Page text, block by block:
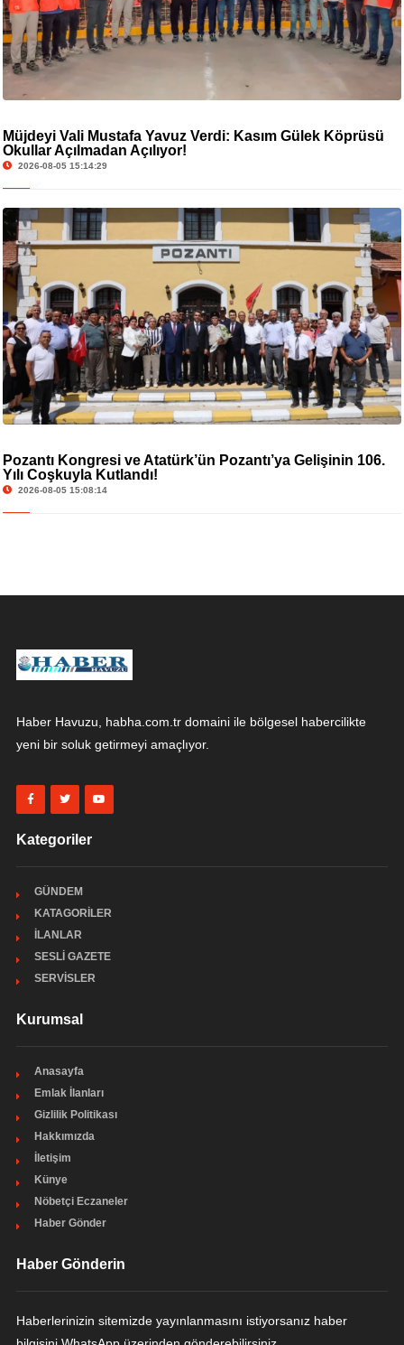
Müjdeyi Vali Mustafa Yavuz Verdi: Kasım Gülek Köprüsü
Okullar Açılmadan Açılıyor!
2026-08-05 15:14:29
Pozantı Kongresi ve Atatürk’ün Pozantı’ya Gelişinin 106.
Yılı Coşkuyla Kutlandı!
2026-08-05 15:08:14
Haber Havuzu, habha.com.tr domaini ile bölgesel habercilikte
yeni bir soluk getirmeyi amaçlıyor.
Kategoriler
GÜNDEM
KATAGORİLER
İLANLAR
SESLİ GAZETE
SERVİSLER
Kurumsal
Anasayfa
Emlak İlanları
Gizlilik Politikası
Hakkımızda
İletişim
Künye
Nöbetçi Eczaneler
Haber Gönder
Haber Gönderin
Haberlerinizin sitemizde yayınlanmasını istiyorsanız haber